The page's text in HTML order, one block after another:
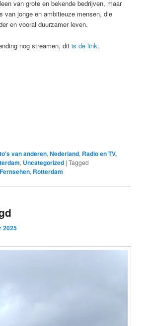
van grote en bekende bedrijven, maar
van jonge en ambitieuze mensen, die
en vooral duurzamer leven.
nog streamen, ditis de link.
van anderen,Nederland, Radio en TV,
, Uncategorized |Tagged
, Rotterdam
2025